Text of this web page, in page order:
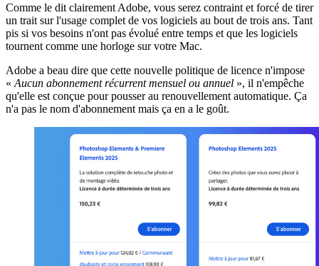
Comme le dit clairement Adobe, vous serez contraint et forcé de tirer
un trait sur l'usage complet de vos logiciels au bout de trois ans. Tant
pis si vos besoins n'ont pas évolué entre temps et que les logiciels
tournent comme une horloge sur votre Mac.
Adobe a beau dire que cette nouvelle politique de licence n'impose
« Aucun abonnement récurrent mensuel ou annuel », il n'empêche
qu'elle est conçue pour pousser au renouvellement automatique. Ça
n'a pas le nom d'abonnement mais ça en a le goût.